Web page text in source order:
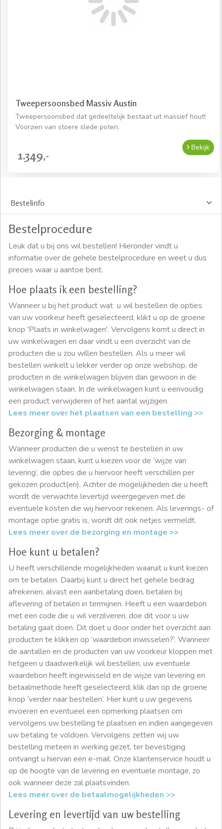
Tweepersoonsbed Massiv Austin
Tweepersoonsbed dat gedeeltelijk bestaat uit massief hout!
Voorzien van stoere slede poten.
1.349,-
Bekijk
Bestelinfo
Bestelprocedure
Leuk dat u bij ons wil bestellen! Hieronder vindt u
informatie over de gehele bestelprocedure en weet u dus
precies waar u aantoe bent.
Hoe plaats ik een bestelling?
Wanneer u bij het product wat u wil bestellen de opties
van uw voorkeur heeft geselecteerd, klikt u op de groene
knop 'Plaats in winkelwagen'. Vervolgens komt u direct in
uw winkelwagen en daar vindt u een overzicht van de
producten die u zou willen bestellen. Als u meer wil
bestellen winkelt u lekker verder op onze webshop, de
producten in de winkelwagen blijven dan gewoon in de
winkelwagen staan. In de winkelwagen kunt u eenvoudig
een product verwijderen of het aantal wijzigen.
Lees meer over het plaatsen van een bestelling >>
Bezorging & montage
Wanneer producten die u wenst te bestellen in uw
winkelwagen staan, kunt u kiezen voor de ‘wijze van
levering’, die opties die u hiervoor heeft verschillen per
gekozen product(en). Achter de mogelijkheden die u heeft
wordt de verwachte levertijd weergegeven met de
eventuele kosten die wij hiervoor rekenen. Als leverings- of
montage optie gratis is, wordt dit ook netjes vermeldt.
Lees meer over de bezorging en montage >>
Hoe kunt u betalen?
U heeft verschillende mogelijkheden waaruit u kunt kiezen
om te betalen. Daarbij kunt u direct het gehele bedrag
afrekenen, alvast een aanbetaling doen, betalen bij
aflevering of betalen in termijnen. Heeft u een waardebon
met een code die u wil verzilveren, doe dit voor u uw
betaling gaat doen. Dit doet u door onder het overzicht aan
producten te klikken op ‘waardebon inwisselen?’. Wanneer
de aantallen en de producten van uw voorkeur kloppen met
hetgeen u daadwerkelijk wil bestellen, uw eventuele
waardebon heeft ingewisseld en de wijze van levering en
betaalmethode heeft geselecteerd, klik dan op de groene
knop ‘verder naar bestellen’. Hier kunt u uw gegevens
invoeren en eventueel een opmerking plaatsen om
vervolgens uw bestelling te plaatsen en indien aangegeven
uw betaling te voldoen. Vervolgens zetten wij uw
bestelling meteen in werking gezet, ter bevestiging
ontvangt u hiervan een e-mail. Onze klantenservice houdt u
op de hoogte van de levering en eventuele montage, zo
ook wanneer deze zal plaatsvinden.
Lees meer over de betaalmogelijkheden >>
Levering en levertijd van uw bestelling